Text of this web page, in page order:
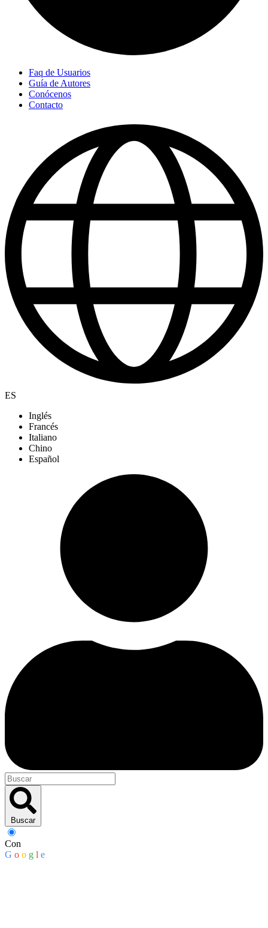
Faq de Usuarios
Guía de Autores
Conócenos
Contacto
ES
Inglés
Francés
Italiano
Chino
Español
Buscar
Con
G o o g l e